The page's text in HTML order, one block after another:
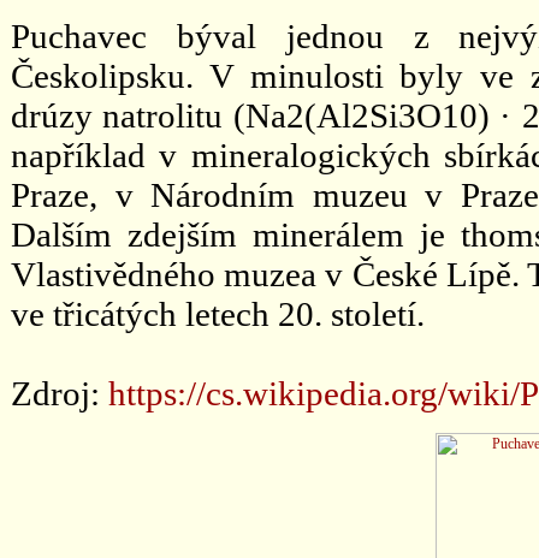
Puchavec býval jednou z
Českolipsku. V minulosti byly ve
drúzy natrolitu (Na2(Al2Si3O10) ·
například v mineralogických
Praze, v Národním muzeu v
Dalším zdejším minerálem je
Vlastivědného muzea v České
ve třicátých letech 20. století.
Zdroj: https://cs.wikipedia.org/wiki/